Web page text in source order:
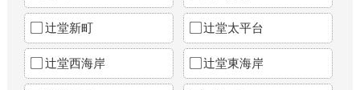
辻堂新町 辻堂太平台
辻堂西海岸 辻堂東海岸